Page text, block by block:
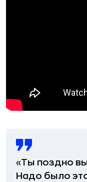
«Ты поздно
Надо было